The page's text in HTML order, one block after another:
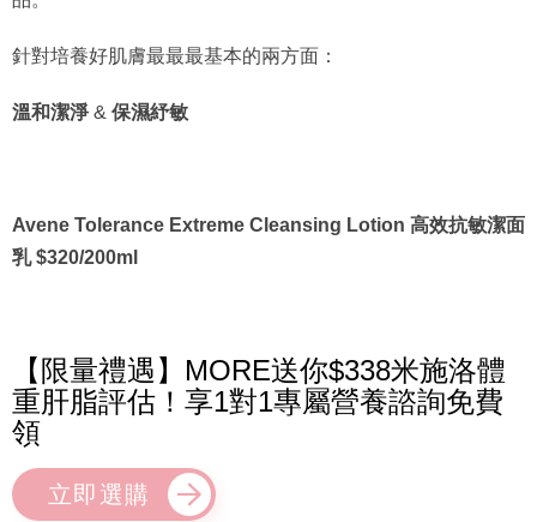
針對培養好肌膚最最最基本的兩方面：
溫和潔淨 & 保濕紓敏
Avene Tolerance Extreme Cleansing Lotion 高效抗敏潔面
乳 $320/200ml
【限量禮遇】MORE送你$338米施洛體
重肝脂評估！享1對1專屬營養諮詢免費
領
立即選購